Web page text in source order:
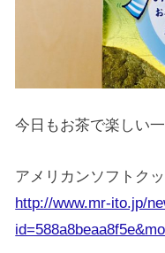
今日もお茶で楽しい一
アメリカンソフトク
http://www.mr-ito.jp/